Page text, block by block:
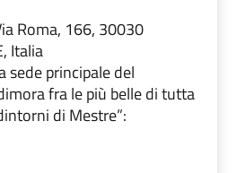
Roma, 166, 30030
Italia
sede principale del
fra le più belle di tutta
di Mestre”: